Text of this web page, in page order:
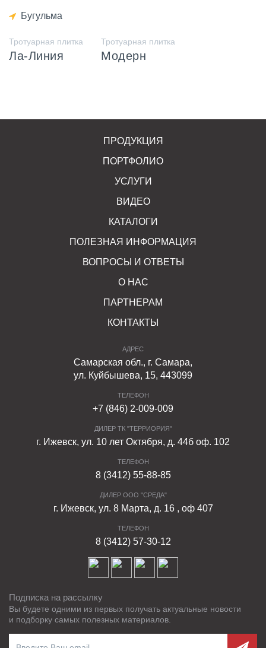
Бугульма
Тротуарная плитка
Ла-Линия
Тротуарная плитка
Модерн
ПРОДУКЦИЯ
ПОРТФОЛИО
УСЛУГИ
ВИДЕО
КАТАЛОГИ
ПОЛЕЗНАЯ ИНФОРМАЦИЯ
ВОПРОСЫ И ОТВЕТЫ
О НАС
ПАРТНЕРАМ
КОНТАКТЫ
АДРЕС
Самарская обл., г. Самара,
ул. Куйбышева, 15, 443099
ТЕЛЕФОН
+7 (846) 2-009-009
ДИЛЕР ТК "ТЕРРИОРИЯ"
г. Ижевск, ул. 10 лет Октября, д. 44б оф. 102
ТЕЛЕФОН
8 (3412) 55-88-85
ДИЛЕР ООО "СРЕДА"
г. Ижевск, ул. 8 Марта, д. 16 , оф 407
ТЕЛЕФОН
8 (3412) 57-30-12
Подписка на рассылку
Вы будете одними из первых получать актуальные новости
и подборку самых полезных материалов.